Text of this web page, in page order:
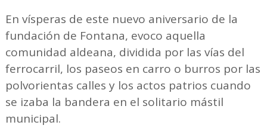
En vísperas de este nuevo aniversario de la
fundación de Fontana, evoco aquella
comunidad aldeana, dividida por las vías del
ferrocarril, los paseos en carro o burros por las
polvorientas calles y los actos patrios cuando
se izaba la bandera en el solitario mástil
municipal.